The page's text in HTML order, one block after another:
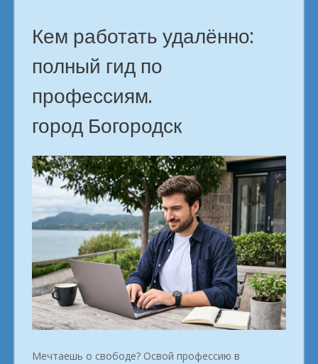
Кем работать удалённо:
полный гид по
профессиям.
город Богородск
Мечтаешь о свободе? Освой профессию в